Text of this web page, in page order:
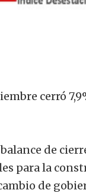
cerró
de
para la
de